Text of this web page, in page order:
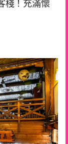
棧！充滿懷